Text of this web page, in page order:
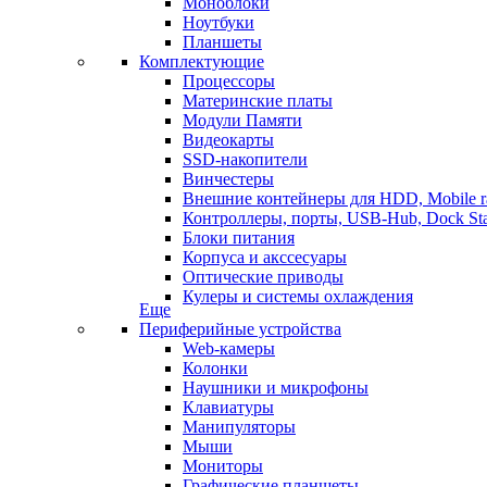
Ноутбуки
Планшеты
Комплектующие
Процессоры
Материнские платы
Модули Памяти
Видеокарты
SSD-накопители
Винчестеры
Внешние контейнеры для HDD, Mobile
Контроллеры, порты, USB-Hub, Dock
Блоки питания
Корпуса и акссесуары
Оптические приводы
Кулеры и системы охлаждения
Еще
Периферийные устройства
Web-камеры
Колонки
Наушники и микрофоны
Клавиатуры
Манипуляторы
Мыши
Мониторы